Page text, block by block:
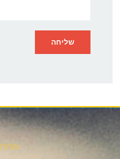
אודות